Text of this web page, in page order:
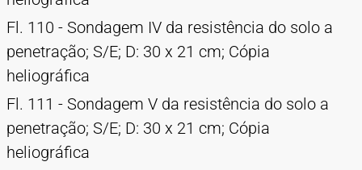
Fl. 110 - Sondagem IV da resistência do solo a
penetração; S/E; D: 30 x 21 cm; Cópia
heliográfica
Fl. 111 - Sondagem V da resistência do solo a
penetração; S/E; D: 30 x 21 cm; Cópia
heliográfica